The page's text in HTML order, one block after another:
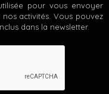
pour vous envoyer
activités. Vous pouvez
dans la newsletter.